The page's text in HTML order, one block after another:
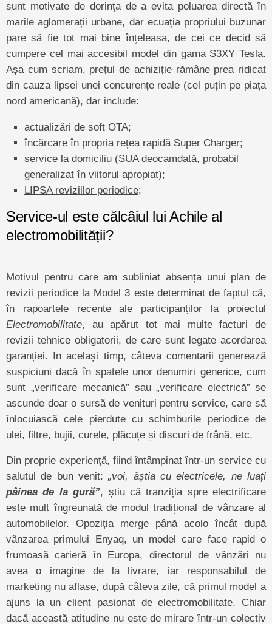
sunt motivate de dorința de a evita poluarea directă în
marile aglomerații urbane, dar ecuația propriului buzunar
pare să fie tot mai bine înțeleasa, de cei ce decid să
cumpere cel mai accesibil model din gama S3XY Tesla.
Așa cum scriam, prețul de achiziție rămâne prea ridicat
din cauza lipsei unei concurențe reale (cel puțin pe piața
nord americană), dar include:
actualizări de soft OTA;
încărcare în propria rețea rapidă Super Charger;
service la domiciliu (SUA deocamdată, probabil
generalizat în viitorul apropiat);
LIPSA reviziilor periodice;
Service-ul este călcâiul lui Achile al
electromobilității?
Motivul pentru care am subliniat absența unui plan de
revizii periodice la Model 3 este determinat de faptul că,
în rapoartele recente ale participanților la proiectul
Electromobilitate , au apărut tot mai multe facturi de
revizii tehnice obligatorii, de care sunt legate acordarea
garanției. In același timp, câteva comentarii generează
suspiciuni dacă în spatele unor denumiri generice, cum
sunt „verificare mecanică” sau „verificare electrică” se
ascunde doar o sursă de venituri pentru service, care să
înlocuiască cele pierdute cu schimburile periodice de
ulei, filtre, bujii, curele, plăcuțe și discuri de frână, etc.
Din proprie experiență, fiind întâmpinat într-un service cu
salutul de bun venit: „voi, ăștia cu electricele, ne luați
pâinea de la gură”, știu că tranziția spre electrificare
este mult îngreunată de modul tradițional de vânzare al
automobilelor. Opoziția merge până acolo încât după
vânzarea primului Enyaq, un model care face rapid o
frumoasă carieră în Europa, directorul de vânzări nu
avea o imagine de la livrare, iar responsabilul de
marketing nu aflase, după câteva zile, că primul model a
ajuns la un client pasionat de electromobilitate. Chiar
dacă această atitudine nu este de mirare într-un colectiv